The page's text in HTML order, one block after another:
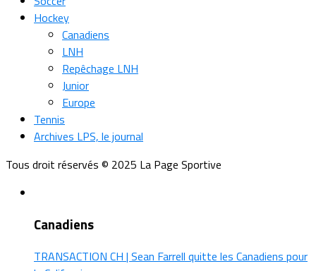
Hockey
Canadiens
LNH
Repêchage LNH
Junior
Europe
Tennis
Archives LPS, le journal
Tous droit réservés © 2025 La Page Sportive
Canadiens
TRANSACTION CH | Sean Farrell quitte les Canadiens pour